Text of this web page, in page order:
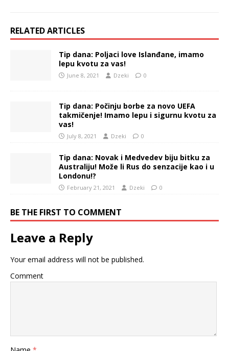
RELATED ARTICLES
Tip dana: Poljaci love Islanđane, imamo
lepu kvotu za vas!
June 8, 2021 Dzeki 0
Tip dana: Počinju borbe za novo UEFA
takmičenje! Imamo lepu i sigurnu kvotu za
vas!
July 8, 2021 Dzeki 0
Tip dana: Novak i Medvedev biju bitku za
Australiju! Može li Rus do senzacije kao i u
Londonu!?
February 21, 2021 Dzeki 0
BE THE FIRST TO COMMENT
Leave a Reply
Your email address will not be published.
Comment